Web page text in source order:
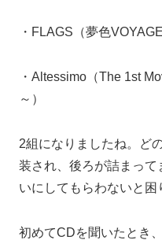
・FLAGS（夢色
・Altessimo（The 1st
～）
2組になりましたね。ど
装され、後ろが詰まって
いにしてもらわないと困
初めてCDを聞いたとき